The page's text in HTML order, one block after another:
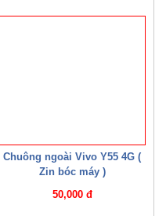
Chuông ngoài Vivo Y55 4G (
Zin bóc máy )
50,000 đ